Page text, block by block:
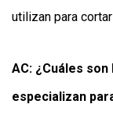
utilizan para
AC: ¿Cuáles
especializan